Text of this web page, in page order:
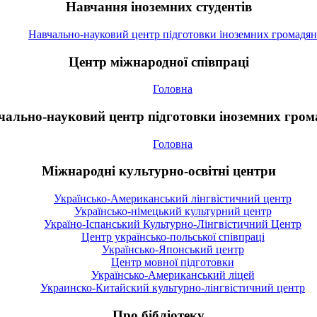
Навчання іноземних студентів
Навчально-науковий центр підготовки іноземних громадян
Центр міжнародної співпраці
Головна
науковий центр підготовки іноземних
Головна
Міжнародні культурно-освітні центри
Українсько-Американський лінгвістичний центр
Українсько-німецький культурний центр
Україно-Іспанський Культурно-Лінгвістичний Центр
Центр українсько-польської співпраці
Українсько-Японський центр
Центр мовної підготовки
Українсько-Американський ліцей
Украинско-Китайский культурно-лінгвістичний центр